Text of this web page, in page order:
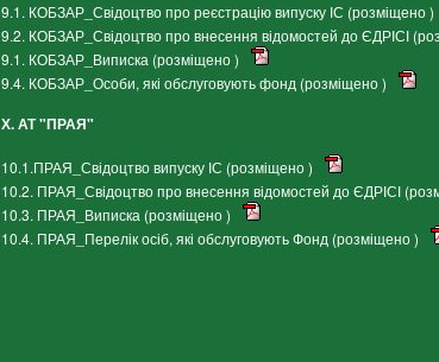
9.1. КОБЗАР_Свідоцтво про реєстрацію випуску ІС (розміщено )
9.2. КОБЗАР_Свідоцтво про внесення відомостей до ЄДРІСІ
9.1. КОБЗАР_Виписка (розміщено )
9.4. КОБЗАР_Особи, які обслуговують фонд (розміщено )
Х. АТ "ПРАЯ"
10.1.ПРАЯ_Свідоцтво випуску ІС (розміщено )
10.2. ПРАЯ_Свідоцтво про внесення відомостей до ЄДРІСІ
10.3. ПРАЯ_Виписка (розміщено )
10.4. ПРАЯ_Перелік осіб, які обслуговують Фонд (розміщено )